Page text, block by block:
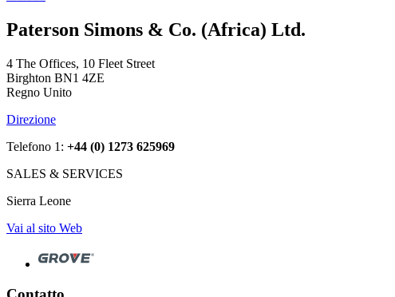
Paterson Simons & Co. (Africa) Ltd.
4 The Offices, 10 Fleet Street
Birghton BN1 4ZE
Regno Unito
Direzione
Telefono 1: +44 (0) 1273 625969
SALES & SERVICES
Sierra Leone
Vai al sito Web